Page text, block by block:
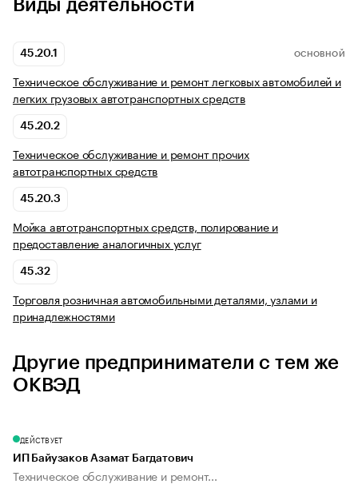
Виды деятельности
45.20.1 ОСНОВНОЙ
Техническое обслуживание и ремонт легковых автомобилей и
легких грузовых автотранспортных средств
45.20.2
Техническое обслуживание и ремонт прочих
автотранспортных средств
45.20.3
Мойка автотранспортных средств, полирование и
предоставление аналогичных услуг
45.32
Торговля розничная автомобильными деталями, узлами и
принадлежностями
Другие предприниматели с тем же
ОКВЭД
ДЕЙСТВУЕТ
ИП Байузаков Азамат Багдатович
Техническое обслуживание и ремонт...